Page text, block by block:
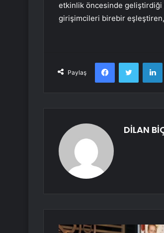
etkinlik öncesinde geliştirdiği
girişimcileri birebir
Paylaş
FacebookTwitter
DİLAN